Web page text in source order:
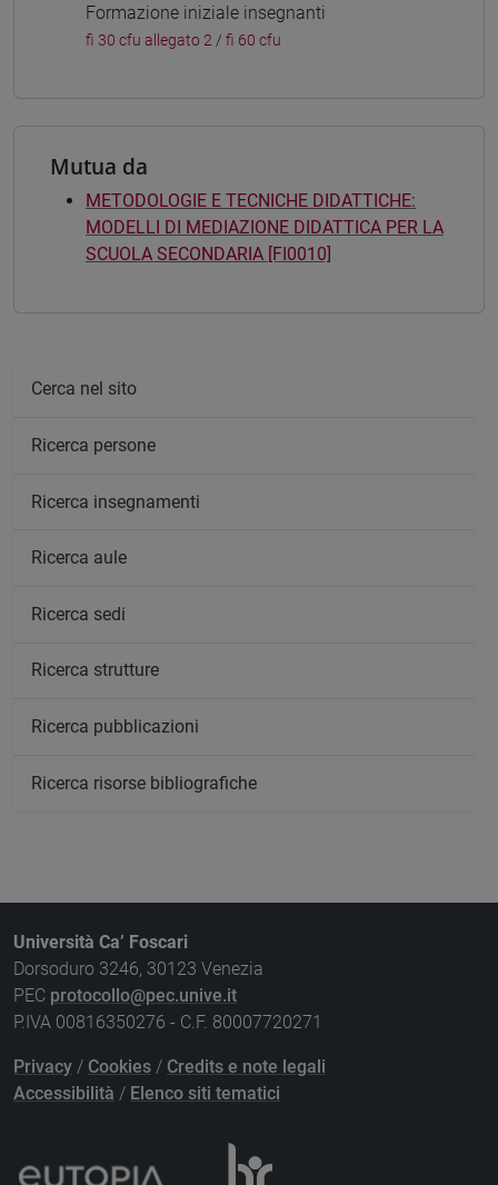
Formazione iniziale insegnanti
fi 30 cfu allegato 2 / fi 60 cfu
Mutua da
METODOLOGIE E TECNICHE DIDATTICHE:
MODELLI DI MEDIAZIONE DIDATTICA PER LA
SCUOLA SECONDARIA [FI0010]
Cerca nel sito
Ricerca persone
Ricerca insegnamenti
Ricerca aule
Ricerca sedi
Ricerca strutture
Ricerca pubblicazioni
Ricerca risorse bibliografiche
Università Ca’ Foscari
Dorsoduro 3246, 30123 Venezia
PEC protocollo@pec.unive.it
P.IVA 00816350276 - C.F. 80007720271
Privacy / Cookies / Credits e note legali
Accessibilità / Elenco siti tematici